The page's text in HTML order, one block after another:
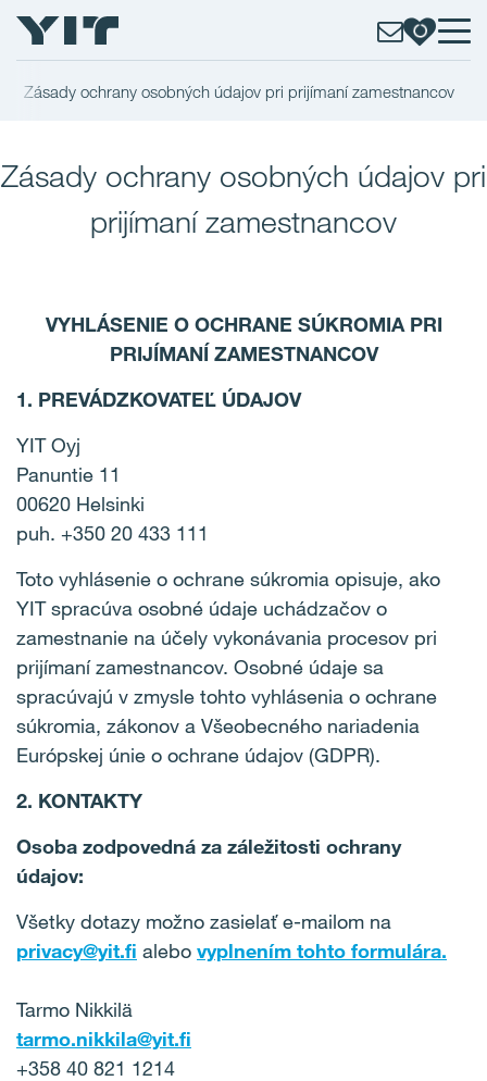
Zásady ochrany osobných údajov pri prijímaní zamestnancov
Zásady ochrany osobných údajov pri
prijímaní zamestnancov
VYHLÁSENIE O OCHRANE SÚKROMIA PRI
PRIJÍMANÍ ZAMESTNANCOV
1. PREVÁDZKOVATEĽ ÚDAJOV
YIT Oyj
Panuntie 11
00620 Helsinki
puh. +350 20 433 111
Toto vyhlásenie o ochrane súkromia opisuje, ako
YIT spracúva osobné údaje uchádzačov o
zamestnanie na účely vykonávania procesov pri
prijímaní zamestnancov. Osobné údaje sa
spracúvajú v zmysle tohto vyhlásenia o ochrane
súkromia, zákonov a Všeobecného nariadenia
Európskej únie o ochrane údajov (GDPR).
2. KONTAKTY
Osoba zodpovedná za záležitosti ochrany
údajov:
Všetky dotazy možno zasielať e-mailom na
privacy@yit.fi alebo vyplnením tohto formulára.
Tarmo Nikkilä
tarmo.nikkila@yit.fi
+358 40 821 1214